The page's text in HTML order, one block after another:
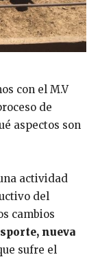
con el M.V
de
aspectos son
actividad
del
cambios
nueva
sufre el